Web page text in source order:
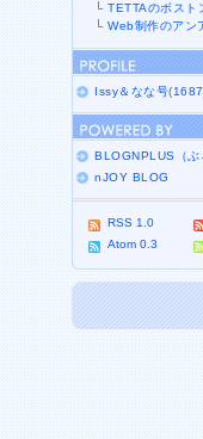
└TETTAのボスト
└Web制作のアン
Issy＆なな号(1687
BLOGNPLUS（ぶ
nJOY BLOG
RSS 1.0
Atom 0.3